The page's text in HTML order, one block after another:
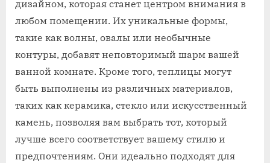
дизайном, которая станет центром внимания в
любом помещении. Их уникальные формы,
такие как волны, овалы или необычные
контуры, добавят неповторимый шарм вашей
ванной комнате. Кроме того, теплицы могут
быть выполнены из различных материалов,
таких как керамика, стекло или искусственный
камень, позволяя вам выбрать тот, который
лучше всего соответствует вашему стилю и
предпочтениям. Они идеально подходят для